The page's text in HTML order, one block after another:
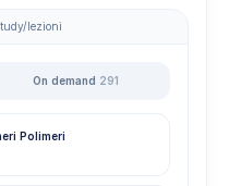
lezioni
On demand 291
Polimeri